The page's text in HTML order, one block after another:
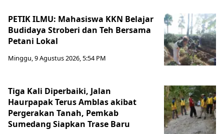
PETIK ILMU: Mahasiswa KKN Belajar
Budidaya Stroberi dan Teh Bersama
Petani Lokal
Minggu, 9 Agustus 2026, 5:54 PM
Tiga Kali Diperbaiki, Jalan
Haurpapak Terus Amblas akibat
Pergerakan Tanah, Pemkab
Sumedang Siapkan Trase Baru